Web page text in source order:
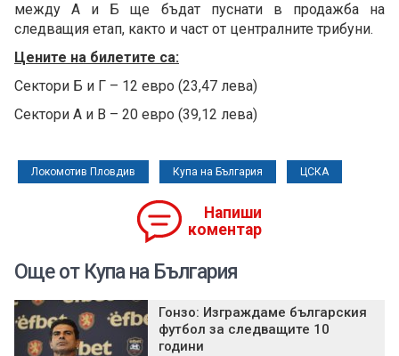
между А и Б ще бъдат пуснати в продажба на
следващия етап, както и част от централните трибуни.
Цените на билетите са:
Сектори Б и Г – 12 евро (23,47 лева)
Сектори А и В – 20 евро (39,12 лева)
Локомотив Пловдив Купа на България ЦСКА
Напиши
коментар
Още от Купа на България
Гонзо: Изграждаме българския
футбол за следващите 10
години